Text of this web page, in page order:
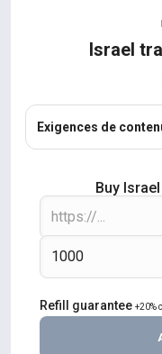
Israel
Exigences de
Buy
Refill guarantee +20%